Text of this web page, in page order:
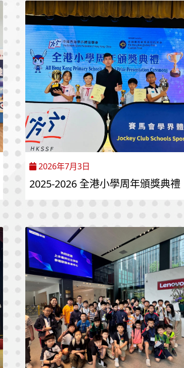
2026年7月3日
2025-2026 全港小學周年頒獎典禮